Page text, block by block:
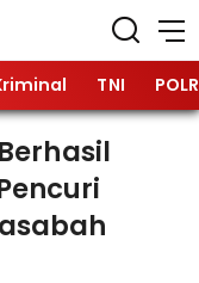
TNI